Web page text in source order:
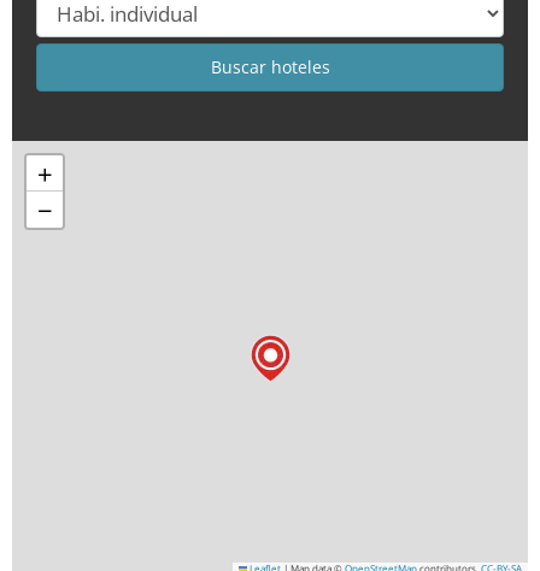
+
−
Leaflet | Map data © OpenStreetMap contributors, CC-BY-SA